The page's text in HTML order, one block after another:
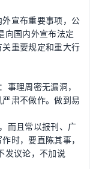
宣布重要事项，公
向国内外宣布法定
重要规定和重大行
理周密无漏洞，
肃不做作。做到易
而且常以报刊、广
时，要直陈其事，
发议论，不加说